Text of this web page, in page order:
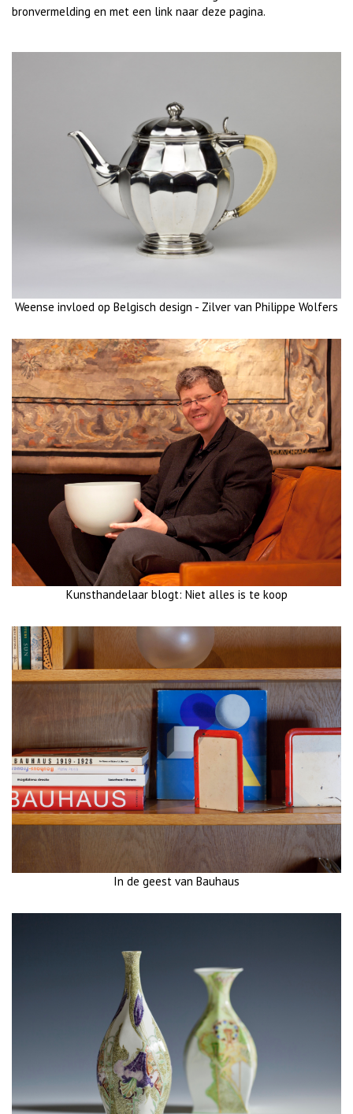
bronvermelding en met een link naar deze pagina.
Weense invloed op Belgisch design - Zilver van Philippe Wolfers
Kunsthandelaar blogt: Niet alles is te koop
In de geest van Bauhaus